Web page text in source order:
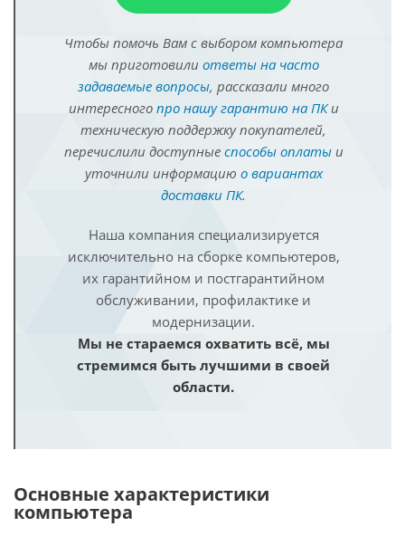
Чтобы помочь Вам с выбором компьютера
мы приготовили ответы на часто
задаваемые вопросы, рассказали много
интересного про нашу гарантию на ПКи
техническую поддержку покупателей,
перечислили доступные способы оплатыи
уточнили информацию о вариантах
доставки ПК.
Наша компания специализируется
исключительно на сборке компьютеров,
их гарантийном и постгарантийном
обслуживании, профилактике и
модернизации.
Мы не стараемся охватить всё, мы
стремимся быть лучшими в своей
области.
Основные характеристики
компьютера